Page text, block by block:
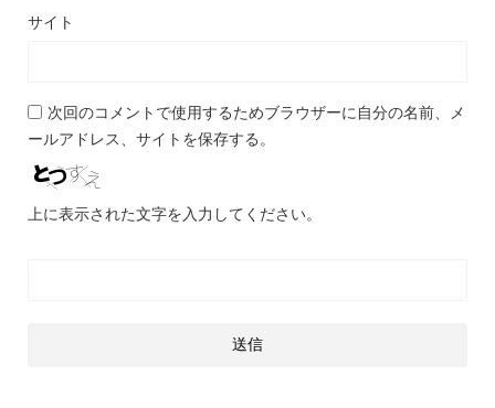
サイト
次回のコメントで使用するためブラウザーに自分の名前、メ
ールアドレス、サイトを保存する。
上に表示された文字を入力してください。